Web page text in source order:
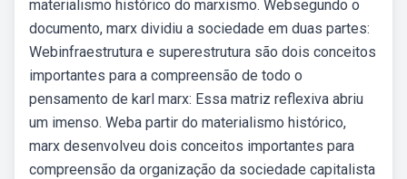
materialismo histórico do marxismo. Websegundo o
documento, marx dividiu a sociedade em duas partes:
Webinfraestrutura e superestrutura são dois conceitos
importantes para a compreensão de todo o
pensamento de karl marx: Essa matriz reflexiva abriu
um imenso. Weba partir do materialismo histórico,
marx desenvolveu dois conceitos importantes para
compreensão da organização da sociedade capitalista